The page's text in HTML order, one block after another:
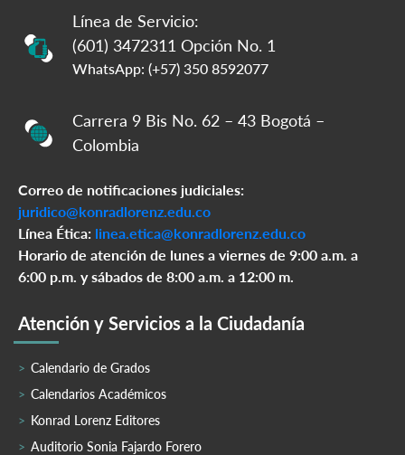
Línea de Servicio:
(601) 3472311 Opción No. 1
WhatsApp: (+57) 350 8592077
Carrera 9 Bis No. 62 – 43 Bogotá –
Colombia
Correo de notificaciones judiciales:
juridico@konradlorenz.edu.co
Línea Ética: linea.etica@konradlorenz.edu.co
Horario de atención de lunes a viernes de 9:00 a.m. a
6:00 p.m. y sábados de 8:00 a.m. a 12:00 m.
Atención y Servicios a la Ciudadanía
Calendario de Grados
Calendarios Académicos
Konrad Lorenz Editores
Auditorio Sonia Fajardo Forero